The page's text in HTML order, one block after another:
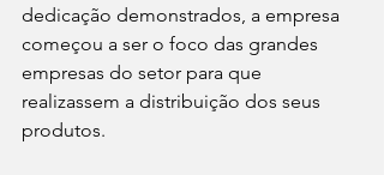
dedicação demonstrados, a empresa
começou a ser o foco das grandes
empresas do setor para que
realizassem a distribuição dos seus
produtos.